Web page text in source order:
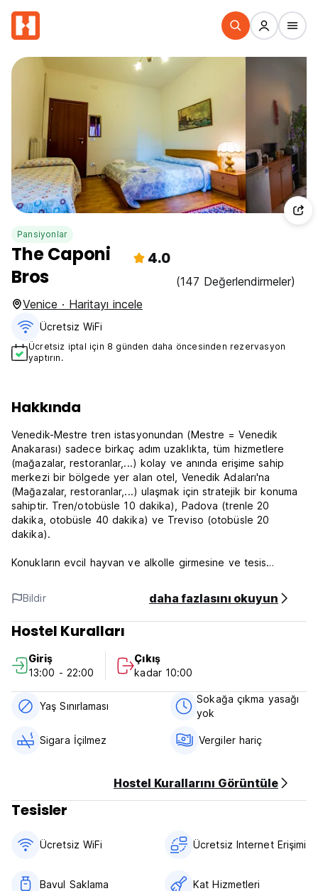
Pansiyonlar
The Caponi
Bros
4.0
(147 Değerlendirmeler)
Venice · Haritayı incele
Ücretsiz WiFi
Ücretsiz iptal için 8 günden daha öncesinden rezervasyon
yaptırın.
Hakkında
Venedik-Mestre tren istasyonundan (Mestre = Venedik
Anakarası) sadece birkaç adım uzaklıkta, tüm hizmetlere
(mağazalar, restoranlar,...) kolay ve anında erişime sahip
merkezi bir bölgede yer alan otel, Venedik Adaları'na
(Mağazalar, restoranlar,...) ulaşmak için stratejik bir konuma
sahiptir. Tren/otobüsle 10 dakika), Padova (trenle 20
dakika, otobüsle 40 dakika) ve Treviso (otobüsle 20
dakika).
Konukların evcil hayvan ve alkolle girmesine ve tesis
Tek ve çift kişilik odalarımız güzel bir şekilde yenilenmiş
olup son derece konforludur ve uzun konaklamalar için de
uygundur.
Yakın bir yerde umuma açık park yeri mevcuttur
(rezervasyon gerekli değildir. Cumartesi 08:00 - Pazartesi
08:00 arası ve her gün 13:00 - 15:00 arası ücretsizdir) ve
ücretlidir. uygulanabilir. (Auto-translated from original
Bildir daha fazlasını okuyun
Hostel Kuralları
Giriş
13:00 - 22:00
Çıkış
kadar 10:00
Yaş Sınırlaması
Sokağa çıkma yasağı
yok
Sigara İçilmez Vergiler hariç
Hostel Kurallarını Görüntüle
Tesisler
Ücretsiz WiFi Ücretsiz Internet Erişimi
Bavul Saklama Kat Hizmetleri